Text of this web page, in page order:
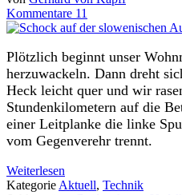
Kommentare 11
Plötzlich beginnt unser
herzuwackeln. Dann dreht
Heck leicht quer und wir
Stundenkilometern auf die
einer Leitplanke die linke
vom Gegenverehr trennt.
Weiterlesen
Kategorie Aktuell, Technik